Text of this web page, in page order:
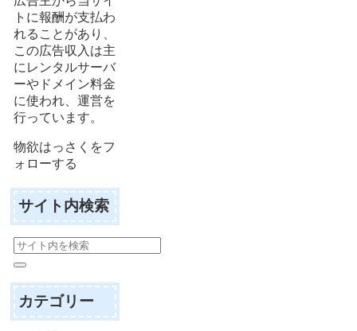
トに報酬が支払わ
れることがあり、
この広告収入は主
にレンタルサーバ
ーやドメイン料金
に使われ、運営を
行っています。
物欲はっさくをフ
ォローする
サイト内検索
カテゴリー